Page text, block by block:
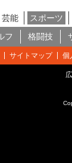
芸能 スポーツ
フ 格闘技
サイトマップ 個